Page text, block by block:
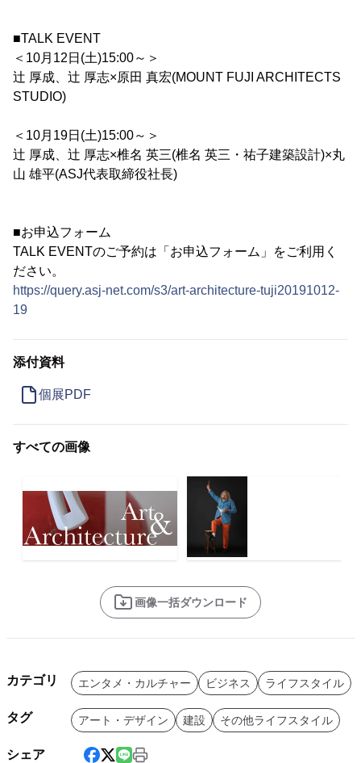
■TALK EVENT
＜10月12日(土)15:00～＞
辻 厚成、辻 厚志×原田 真宏(MOUNT FUJI ARCHITECTS
STUDIO)
＜10月19日(土)15:00～＞
辻 厚成、辻 厚志×椎名 英三(椎名 英三・祐子建築設計)×丸
山 雄平(ASJ代表取締役社長)
■お申込フォーム
TALK EVENTのご予約は「お申込フォーム」をご利用く
ださい。
https://query.asj-net.com/s3/art-architecture-tuji20191012-
19
添付資料
個展PDF
すべての画像
画像一括ダウンロード
カテゴリ エンタメ・カルチャー ビジネス ライフスタイル
タグ アート・デザイン 建設 その他ライフスタイル
シェア